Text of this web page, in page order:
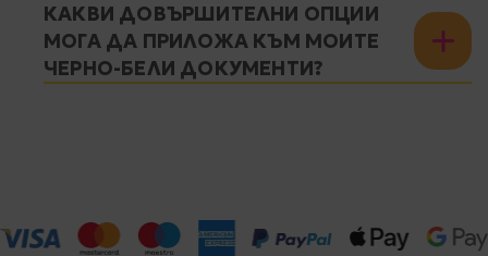
КАКВИ ДОВЪРШИТЕЛНИ ОПЦИИ
МОГА ДА ПРИЛОЖА КЪМ МОИТЕ
ЧЕРНО-БЕЛИ ДОКУМЕНТИ?